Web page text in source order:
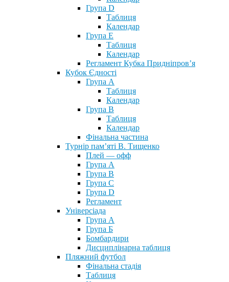
Група D
Таблиця
Календар
Група Е
Таблиця
Календар
Регламент Кубка Придніпров’я
Кубок Єдності
Група А
Таблиця
Календар
Група В
Таблиця
Календар
Фінальна частина
Турнір пам’яті В. Тищенко
Плей — офф
Група А
Група B
Група С
Група D
Регламент
Універсіада
Група А
Група Б
Бомбардири
Дисциплінарна таблиця
Пляжний футбол
Фінальна стадія
Таблиця